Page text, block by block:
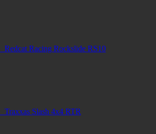
Redcat Racing Rockslide RS10
Traxxas Slash 4x4 RTR